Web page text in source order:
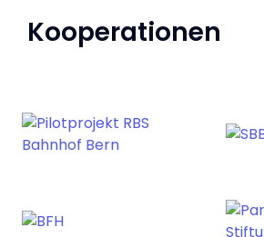
Kooperationen